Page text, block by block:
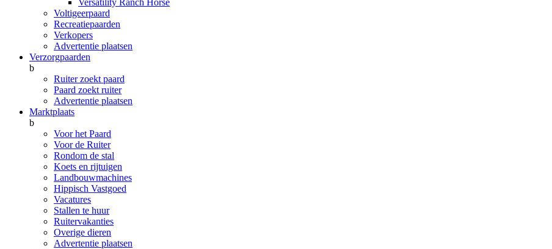
Versatility Ranch Horse
Voltigeerpaard
Recreatiepaarden
Verkopers
Advertentie plaatsen
Verzorgpaarden
b
Ruiter zoekt paard
Paard zoekt ruiter
Advertentie plaatsen
Marktplaats
b
Voor het Paard
Voor de Ruiter
Rondom de stal
Koets en rijtuigen
Landbouwmachines
Hippisch Vastgoed
Vacatures
Stallen te huur
Ruitervakanties
Overige dieren
Advertentie plaatsen